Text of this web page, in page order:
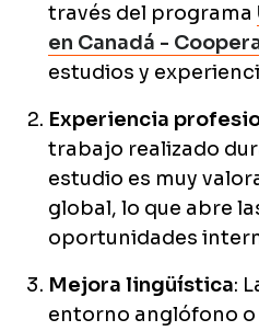
través del programa
en Canadá -
estudios y
Experiencia
trabajo realizado
estudio es muy
global, lo que abre
oportunidades
Mejora lingüística:
entorno anglófono